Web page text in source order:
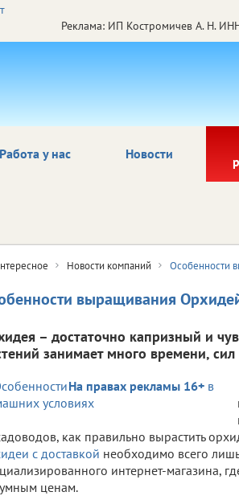
Реклама: ИП Костромичев А. Н.
Работа у нас Новости
Новости компаний Особенности
выращивания
– достаточно капризный и
занимает много времени,
На правах рекламы 16+
как правильно вырастить
с доставкой необходимо всего
интернет-магазина,
ценам.